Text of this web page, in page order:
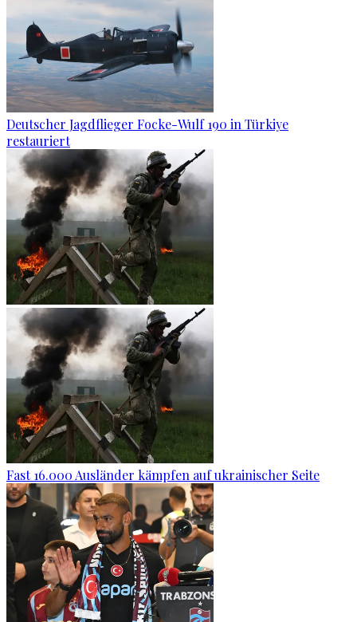
Deutscher Jagdflieger Focke-Wulf 190 in Türkiye
restauriert
Fast 16.000 Ausländer kämpfen auf ukrainischer Seite